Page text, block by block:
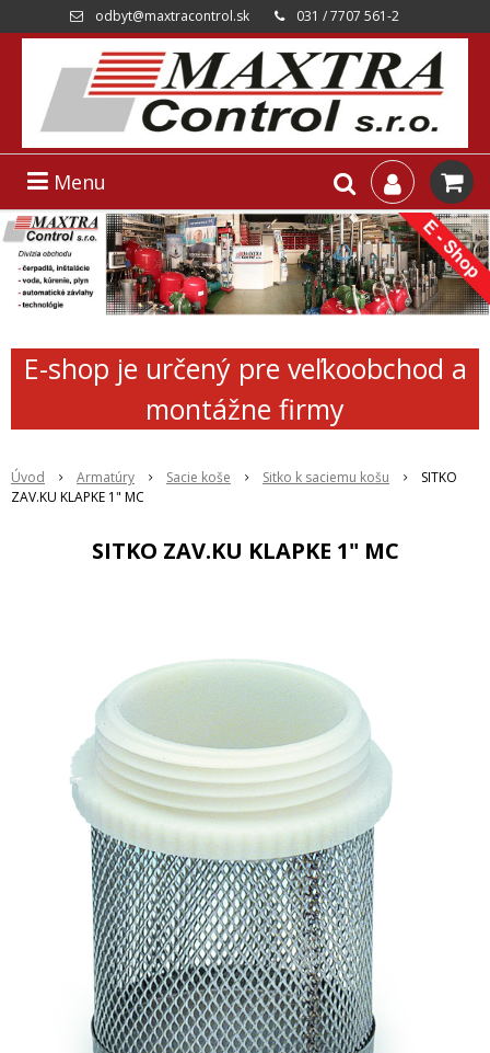
odbyt@maxtracontrol.sk 031 / 7707 561-2
Menu
E-shop je určený pre veľkoobchod a
montážne firmy
Úvod Armatúry Sacie koše Sitko k saciemu košu
SITKO
ZAV.KU KLAPKE 1" MC
SITKO ZAV.KU KLAPKE 1" MC